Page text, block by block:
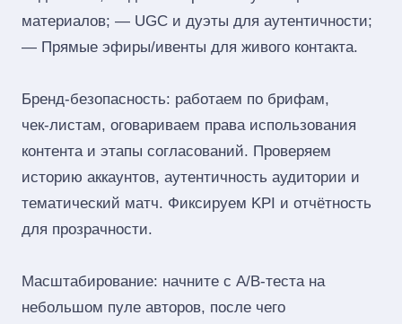
материалов; — UGC и дуэты для аутентичности;
— Прямые эфиры/ивенты для живого контакта.
Бренд‑безопасность: работаем по брифам,
чек‑листам, оговариваем права использования
контента и этапы согласований. Проверяем
историю аккаунтов, аутентичность аудитории и
тематический матч. Фиксируем KPI и отчётность
для прозрачности.
Масштабирование: начните с A/B‑теста на
небольшом пуле авторов, после чего